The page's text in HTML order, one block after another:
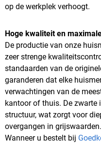
op de werkplek verhoogt.
Hoge kwaliteit en
De productie van onze
zeer strenge
standaarden van de
garanderen dat elke
verwachtingen van de
kantoor of thuis. De zwarte
structuur, wat zorgt voor
overgangen in grijswaarden.
Wanneer u bestelt bij